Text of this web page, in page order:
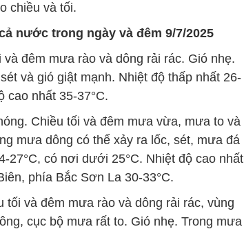
chiều và tối.
nước trong ngày và đêm 9/7/2025
đêm mưa rào và dông rải rác. Gió nhẹ.
và gió giật mạnh. Nhiệt độ thấp nhất 26-
cao nhất 35-37°C.
Chiều tối và đêm mưa vừa, mưa to và
mưa dông có thể xảy ra lốc, sét, mưa đá
27°C, có nơi dưới 25°C. Nhiệt độ cao nhất
phía Bắc Sơn La 30-33°C.
tối và đêm mưa rào và dông rải rác, vùng
cục bộ mưa rất to. Gió nhẹ. Trong mưa